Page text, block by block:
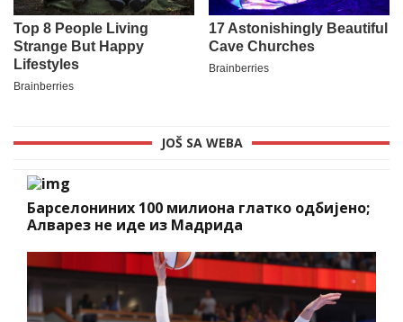
JOŠ SA WEBA
Барселониних 100 милиона глатко одбијено;
Алварез не иде из Мадрида